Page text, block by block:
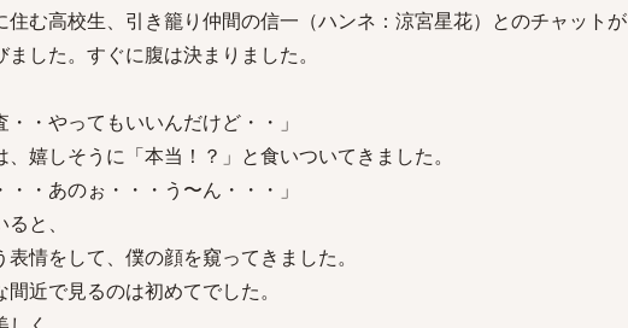
住む高校生、引き籠り仲間の信一（ハンネ：涼宮星花）とのチャットが
した。すぐに腹は決まりました。
・・やってもいいんだけど・・」
、嬉しそうに「本当！？」と食いついてきました。
・・あのぉ・・・う〜ん・・・」
と、
表情をして、僕の顔を窺ってきました。
近で見るのは初めてでした。